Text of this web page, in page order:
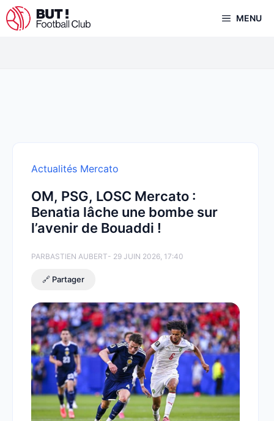
Aller
au
MENU
Actualités Mercato
OM, PSG, LOSC Mercato :
Benatia lâche une bombe sur
l’avenir de Bouaddi !
PARBASTIEN AUBERT- 29 JUIN 2026, 17:40
🔗 Partager